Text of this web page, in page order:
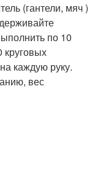
(гантели, мяч )
по 10
круговых
каждую руку.
вес